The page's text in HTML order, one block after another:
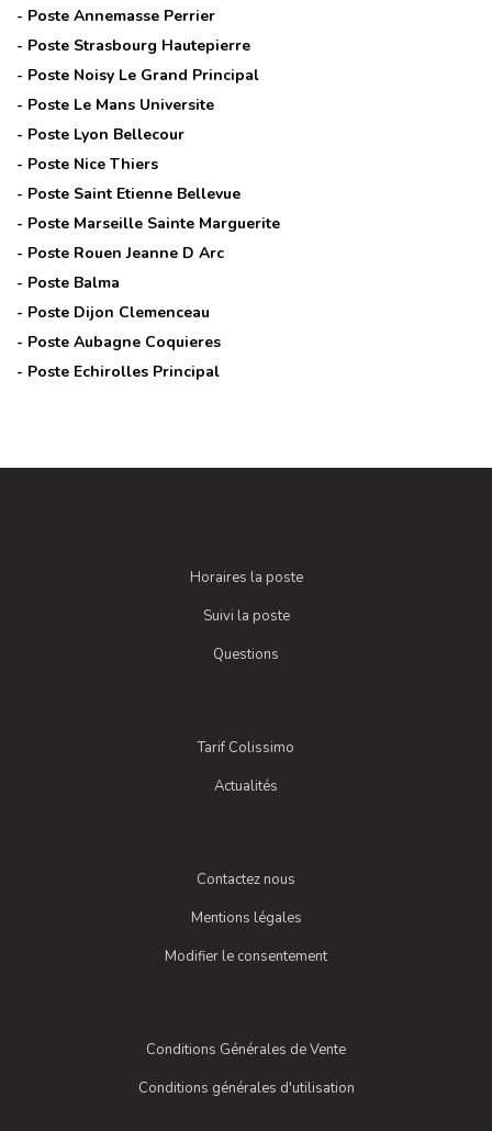
- Poste Annemasse Perrier
- Poste Strasbourg Hautepierre
- Poste Noisy Le Grand Principal
- Poste Le Mans Universite
- Poste Lyon Bellecour
- Poste Nice Thiers
- Poste Saint Etienne Bellevue
- Poste Marseille Sainte Marguerite
- Poste Rouen Jeanne D Arc
- Poste Balma
- Poste Dijon Clemenceau
- Poste Aubagne Coquieres
- Poste Echirolles Principal
Horaires la poste
Suivi la poste
Questions
Tarif Colissimo
Actualités
Contactez nous
Mentions légales
Modifier le consentement
Conditions Générales de Vente
Conditions générales d'utilisation